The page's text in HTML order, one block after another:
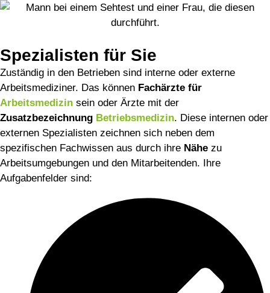
Spezialisten für Sie
Zuständig in den Betrieben sind interne oder externe
Arbeitsmediziner. Das können Fachärzte für
Arbeitsmedizin sein oder Ärzte mit der
Zusatzbezeichnung Betriebsmedizin. Diese internen oder
externen Spezialisten zeichnen sich neben dem
spezifischen Fachwissen aus durch ihre Nähe zu
Arbeitsumgebungen und den Mitarbeitenden. Ihre
Aufgabenfelder sind: